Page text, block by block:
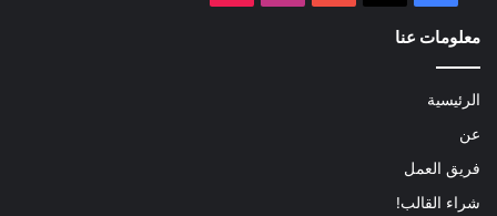
معلومات عنا
الرئيسية
عن
فريق العمل
شراء القالب!